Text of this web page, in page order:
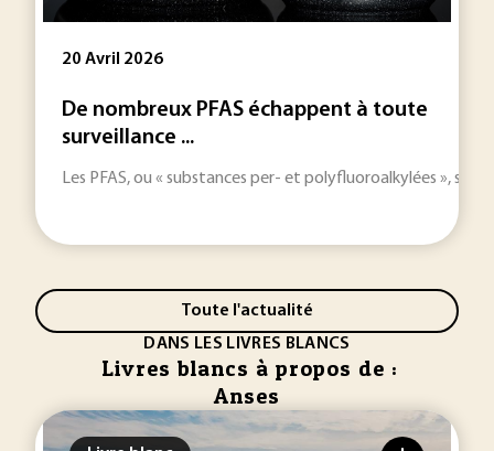
20 Avril 2026
De nombreux PFAS échappent à toute
surveillance ...
Les PFAS, ou « substances per- et polyfluoroalkylées »,
Toute l'actualité
DANS LES LIVRES BLANCS
Livres blancs à propos de :
Anses